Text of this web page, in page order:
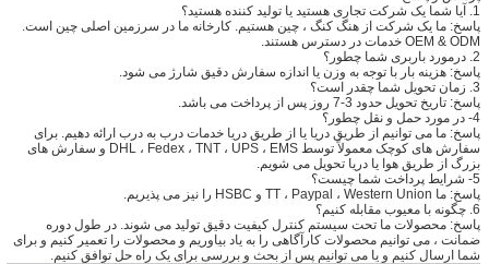
1. آیا شما یک شرکت تجاری هستید یا تولید کننده هستید؟
پاسخ: ما یک شرکت از هنگ کنگ ، چین هستیم. کارخانه ما در سرزمین اصلی چین است.
OEM & ODM خدمات در دسترس هستند.
2. درمورد باربری شما چطور؟
پاسخ: هزینه بار با توجه به وزن یا اندازه سفارش دقیق شارژ می شود.
3. زمان تحویل شما چقدر است؟
پاسخ: تاریخ تحویل حدود 3-7 روز پس از پرداخت می باشد.
4- در مورد حمل و نقل چطور؟
پاسخ: ما می توانیم از طریق دریا یا از طریق دریا خدمات درب به درب ارائه دهیم. برای
سفارش های کوچک معمولاً توسط DHL ، Fedex ، TNT ، UPS ، EMS و سفارش های
بزرگ از طریق هوا یا دریا تحویل می شویم.
5- شرایط پرداخت شما چیست؟
پاسخ: ما TT ، Paypal ، Western Union و HSBC را نیز می پذیریم.
6. چگونه با معیوب مقابله کنیم؟
پاسخ: محصولات ما تحت سیستم کنترل کیفیت دقیق تولید می شوند. در طول دوره
ضمانت ، می توانیم محصولات کارآگاهی را به یاد بیاوریم و محصولات را تعمیر کنیم و برای
شما ارسال کنیم و یا می توانیم پس از بحث و بررسی برای یک راه حل توافق کنیم.